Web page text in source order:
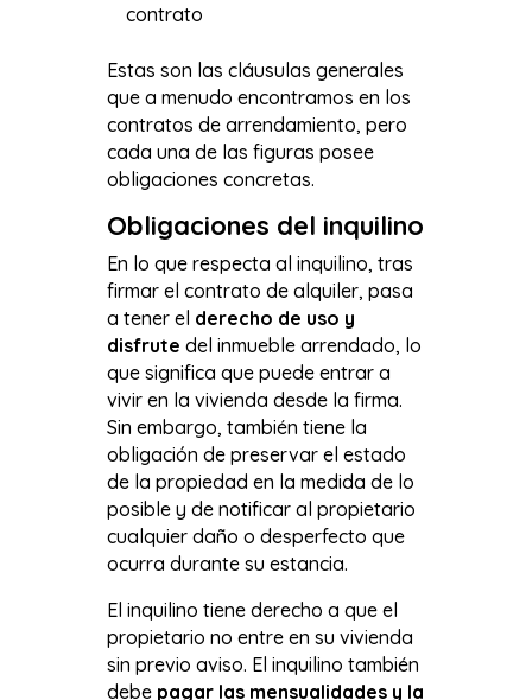
contrato
Estas son las cláusulas generales
que a menudo encontramos en los
contratos de arrendamiento, pero
cada una de las figuras posee
obligaciones concretas.
Obligaciones del inquilino
En lo que respecta al inquilino, tras
firmar el contrato de alquiler, pasa
a tener el derecho de uso y
disfrute del inmueble arrendado, lo
que significa que puede entrar a
vivir en la vivienda desde la firma.
Sin embargo, también tiene la
obligación de preservar el estado
de la propiedad en la medida de lo
posible y de notificar al propietario
cualquier daño o desperfecto que
ocurra durante su estancia.
El inquilino tiene derecho a que el
propietario no entre en su vivienda
sin previo aviso. El inquilino también
debepagar las mensualidades y la